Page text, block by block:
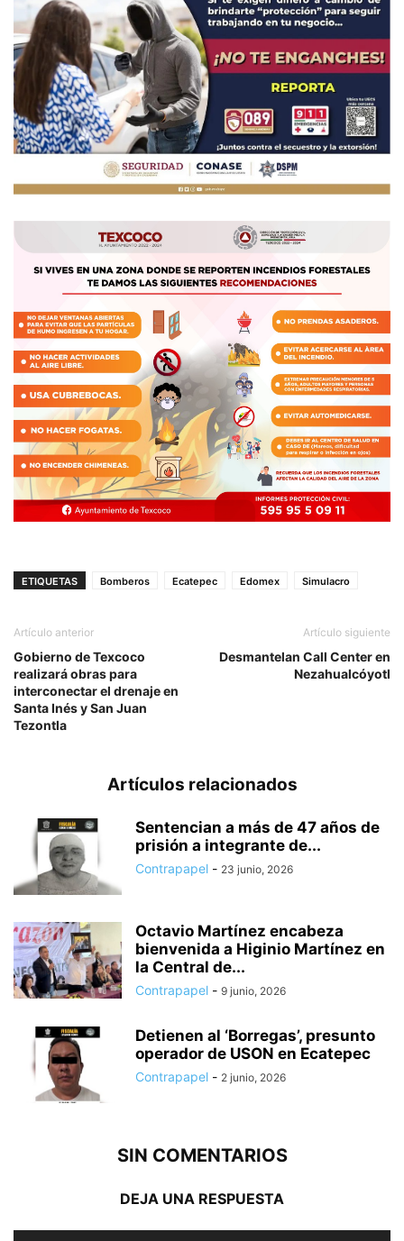
ETIQUETAS Bomberos Ecatepec Edomex Simulacro
Artículo anterior
Gobierno de Texcoco
realizará obras para
interconectar el drenaje en
Santa Inés y San Juan
Tezontla
Artículo siguiente
Desmantelan Call Center en
Nezahualcóyotl
Artículos relacionados
Sentencian a más de 47 años de
prisión a integrante de...
Contrapapel - 23 junio, 2026
Octavio Martínez encabeza
bienvenida a Higinio Martínez en
la Central de...
Contrapapel - 9 junio, 2026
Detienen al ‘Borregas’, presunto
operador de USON en Ecatepec
Contrapapel - 2 junio, 2026
SIN COMENTARIOS
DEJA UNA RESPUESTA